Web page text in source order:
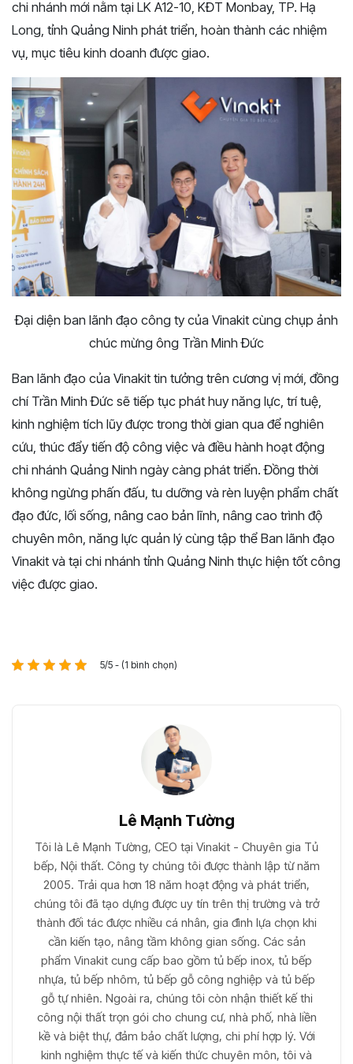
chi nhánh mới nằm tại LK A12-10, KĐT Monbay, TP. Hạ
Long, tỉnh Quảng Ninh phát triển, hoàn thành các nhiệm
vụ, mục tiêu kinh doanh được giao.
Đại diện ban lãnh đạo công ty của Vinakit cùng chụp ảnh
chúc mừng ông Trần Minh Đức
Ban lãnh đạo của Vinakit tin tưởng trên cương vị mới, đồng
chí Trần Minh Đức sẽ tiếp tục phát huy năng lực, trí tuệ,
kinh nghiệm tích lũy được trong thời gian qua để nghiên
cứu, thúc đẩy tiến độ công việc và điều hành hoạt động
chi nhánh Quảng Ninh ngày càng phát triển. Đồng thời
không ngừng phấn đấu, tu dưỡng và rèn luyện phẩm chất
đạo đức, lối sống, nâng cao bản lĩnh, nâng cao trình độ
chuyên môn, năng lực quản lý cùng tập thể Ban lãnh đạo
Vinakit và tại chi nhánh tỉnh Quảng Ninh thực hiện tốt công
việc được giao.
5/5 - (1 bình chọn)
Lê Mạnh Tường
Tôi là Lê Mạnh Tường, CEO tại Vinakit - Chuyên gia Tủ
bếp, Nội thất. Công ty chúng tôi được thành lập từ năm
2005. Trải qua hơn 18 năm hoạt động và phát triển,
chúng tôi đã tạo dựng được uy tín trên thị trường và trở
thành đối tác được nhiều cá nhân, gia đình lựa chọn khi
cần kiến tạo, nâng tầm không gian sống. Các sản
phẩm Vinakit cung cấp bao gồm tủ bếp inox, tủ bếp
nhựa, tủ bếp nhôm, tủ bếp gỗ công nghiệp và tủ bếp
gỗ tự nhiên. Ngoài ra, chúng tôi còn nhận thiết kế thi
công nội thất trọn gói cho chung cư, nhà phố, nhà liền
kề và biệt thự, đảm bảo chất lượng, chi phí hợp lý. Với
kinh nghiệm thực tế và kiến thức chuyên môn, tôi và